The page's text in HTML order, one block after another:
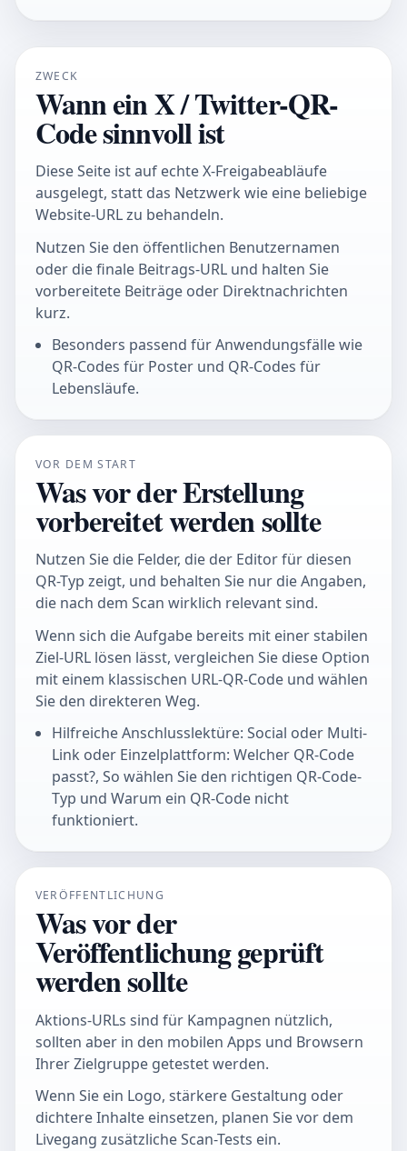
ZWECK
Wann ein X / Twitter-QR-
Code sinnvoll ist
Diese Seite ist auf echte X-Freigabeabläufe
ausgelegt, statt das Netzwerk wie eine beliebige
Website-URL zu behandeln.
Nutzen Sie den öffentlichen Benutzernamen
oder die finale Beitrags-URL und halten Sie
vorbereitete Beiträge oder Direktnachrichten
kurz.
Besonders passend für Anwendungsfälle wie
QR-Codes für Poster und QR-Codes für
Lebensläufe.
VOR DEM START
Was vor der Erstellung
vorbereitet werden sollte
Nutzen Sie die Felder, die der Editor für diesen
QR-Typ zeigt, und behalten Sie nur die Angaben,
die nach dem Scan wirklich relevant sind.
Wenn sich die Aufgabe bereits mit einer stabilen
Ziel-URL lösen lässt, vergleichen Sie diese Option
mit einem klassischen URL-QR-Code und wählen
Sie den direkteren Weg.
Hilfreiche Anschlusslektüre: Social oder Multi-
Link oder Einzelplattform: Welcher QR-Code
passt?, So wählen Sie den richtigen QR-Code-
Typ und Warum ein QR-Code nicht
funktioniert.
VERÖFFENTLICHUNG
Was vor der
Veröffentlichung geprüft
werden sollte
Aktions-URLs sind für Kampagnen nützlich,
sollten aber in den mobilen Apps und Browsern
Ihrer Zielgruppe getestet werden.
Wenn Sie ein Logo, stärkere Gestaltung oder
dichtere Inhalte einsetzen, planen Sie vor dem
Livegang zusätzliche Scan-Tests ein.